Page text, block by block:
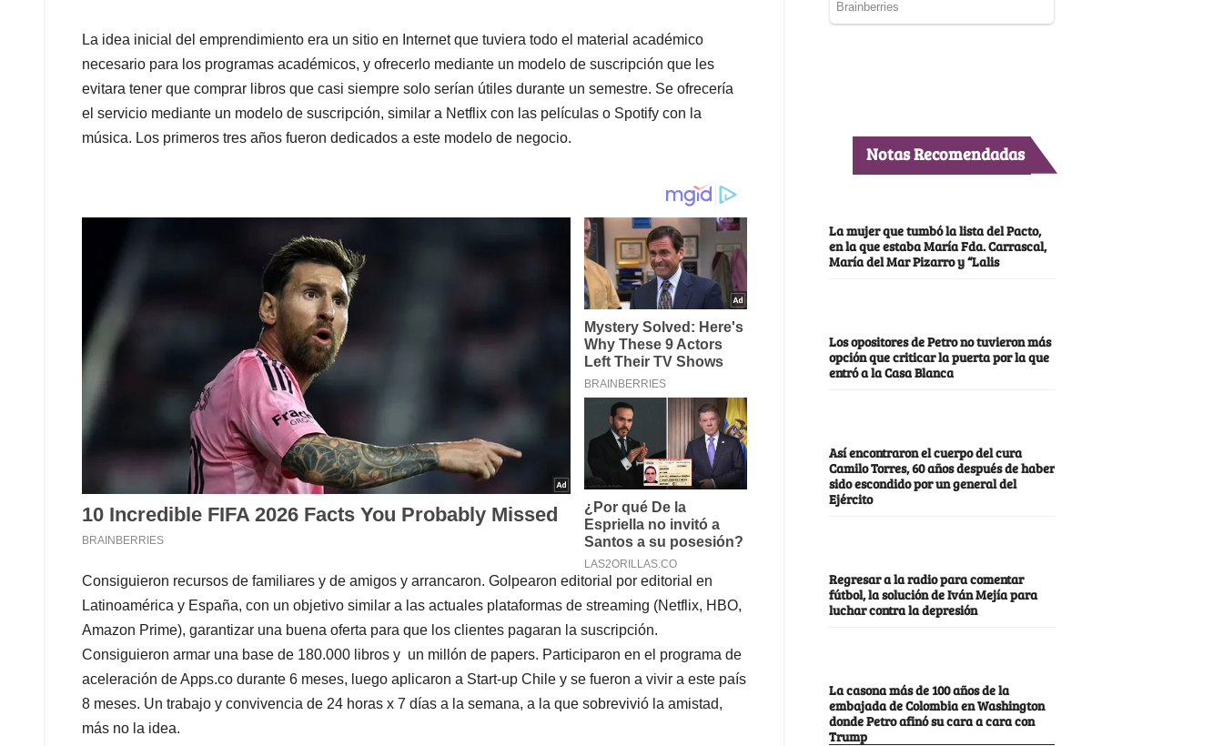
La idea inicial del emprendimiento era un sitio en Internet que tuviera todo el material académico
necesario para los programas académicos, y ofrecerlo mediante un modelo de suscripción que les
evitara tener que comprar libros que casi siempre solo serían útiles durante un semestre. Se ofrecería
el servicio mediante un modelo de suscripción, similar a Netflix con las películas o Spotify con la
música. Los primeros tres años fueron dedicados a este modelo de negocio.
Consiguieron recursos de familiares y de amigos y arrancaron. Golpearon editorial por editorial en
Latinoamérica y España, con un objetivo similar a las actuales plataformas de streaming (Netflix, HBO,
Amazon Prime), garantizar una buena oferta para que los clientes pagaran la suscripción.
Consiguieron armar una base de 180.000 libros y un millón de papers. Participaron en el programa de
aceleración de Apps.co durante 6 meses, luego aplicaron a Start-up Chile y se fueron a vivir a este país
8 meses. Un trabajo y convivencia de 24 horas x 7 días a la semana, a la que sobrevivió la amistad,
más no la idea.
Notas Recomendadas
La mujer que tumbó la lista del Pacto,
en la que estaba María Fda. Carrascal,
María del Mar Pizarro y “Lalis
Los opositores de Petro no tuvieron más
opción que criticar la puerta por la que
entró a la Casa Blanca
Así encontraron el cuerpo del cura
Camilo Torres, 60 años después de haber
sido escondido por un general del
Ejército
Regresar a la radio para comentar
fútbol, la solución de Iván Mejía para
luchar contra la depresión
La casona más de 100 años de la
embajada de Colombia en Washington
donde Petro afinó su cara a cara con
Trump